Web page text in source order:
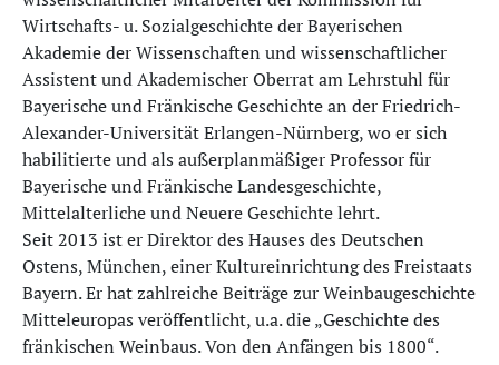
Wirtschafts- u. Sozialgeschichte der Bayerischen
Akademie der Wissenschaften und wissenschaftlicher
Assistent und Akademischer Oberrat am Lehrstuhl für
Bayerische und Fränkische Geschichte an der Friedrich-
Alexander-Universität Erlangen-Nürnberg, wo er sich
habilitierte und als außerplanmäßiger Professor für
Bayerische und Fränkische Landesgeschichte,
Mittelalterliche und Neuere Geschichte lehrt.
Seit 2013 ist er Direktor des Hauses des Deutschen
Ostens, München, einer Kultureinrichtung des Freistaats
Bayern. Er hat zahlreiche Beiträge zur Weinbaugeschichte
Mitteleuropas veröffentlicht, u.a. die „Geschichte des
fränkischen Weinbaus. Von den Anfängen bis 1800“.